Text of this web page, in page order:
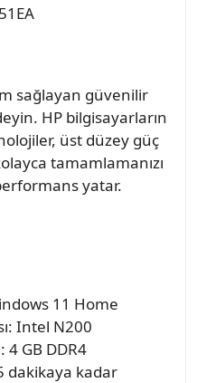
sağlayan güvenilir
HP bilgisayarların
üst düzey güç
tamamlamanızı
yatar.
11 Home
Intel N200
GB DDR4
dakikaya kadar